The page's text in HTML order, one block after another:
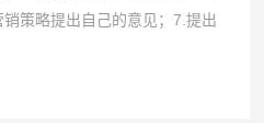
策略提出自己的意见；7.提出